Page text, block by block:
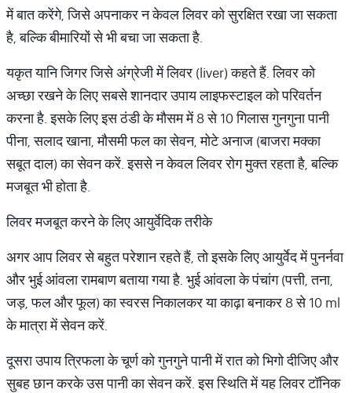
में बात करेंगे, जिसे अपनाकर न केवल लिवर को सुरक्षित रखा जा सकता
है, बल्कि बीमारियों से भी बचा जा सकता है.
यकृत यानि जिगर जिसे अंग्रेजी में लिवर (liver) कहते हैं. लिवर को
अच्छा रखने के लिए सबसे शानदार उपाय लाइफस्टाइल को परिवर्तन
करना है. इसके लिए इस ठंडी के मौसम में 8 से 10 गिलास गुनगुना पानी
पीना, सलाद खाना, मौसमी फल का सेवन, मोटे अनाज (बाजरा मक्का
सबूत दाल) का सेवन करें. इससे न केवल लिवर रोग मुक्त रहता है, बल्कि
मजबूत भी होता है.
लिवर मजबूत करने के लिए आयुर्वेदिक तरीके
अगर आप लिवर से बहुत परेशान रहते हैं, तो इसके लिए आयुर्वेद में पुनर्नवा
और भुई आंवला रामबाण बताया गया है. भुई आंवला के पंचांग (पत्ती, तना,
जड़, फल और फूल) का स्वरस निकालकर या काढ़ा बनाकर 8 से 10 ml
के मात्रा में सेवन करें.
दूसरा उपाय त्रिफला के चूर्ण को गुनगुने पानी में रात को भिगो दीजिए और
सुबह छान करके उस पानी का सेवन करें. इस स्थिति में यह लिवर टॉनिक